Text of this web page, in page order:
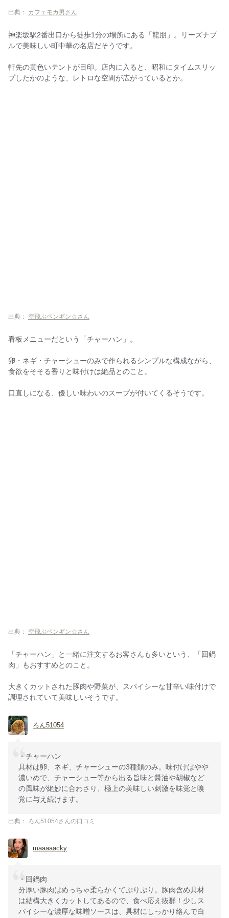
出典： カフェモカ男さん
神楽坂駅2番出口から徒歩1分の場所にある「龍朋」。リーズナブ
ルで美味しい町中華の名店だそうです。
軒先の黄色いテントが目印。店内に入ると、昭和にタイムスリッ
プしたかのような、レトロな空間が広がっているとか。
出典： 空飛ぶペンギン☆さん
看板メニューだという「チャーハン」。
卵・ネギ・チャーシューのみで作られるシンプルな構成ながら、
食欲をそそる香りと味付けは絶品とのこと。
口直しになる、優しい味わいのスープが付いてくるそうです。
出典： 空飛ぶペンギン☆さん
「チャーハン」と一緒に注文するお客さんも多いという、「回鍋
肉」もおすすめとのこと。
大きくカットされた豚肉や野菜が、スパイシーな甘辛い味付けで
調理されていて美味しいそうです。
ろん51054
・チャーハン
具材は卵、ネギ、チャーシューの3種類のみ。味付けはやや
濃いめで、チャーシュー等から出る旨味と醤油や胡椒など
の風味が絶妙に合わさり、極上の美味しい刺激を味覚と嗅
覚に与え続けます。
出典： ろん51054さんの口コミ
maaaaacky
・回鍋肉
分厚い豚肉はめっちゃ柔らかくてぷりぷり。豚肉含め具材
は結構大きくカットしてあるので、食べ応え抜群！少しス
パイシーな濃厚な味噌ソースは、具材にしっかり絡んで白